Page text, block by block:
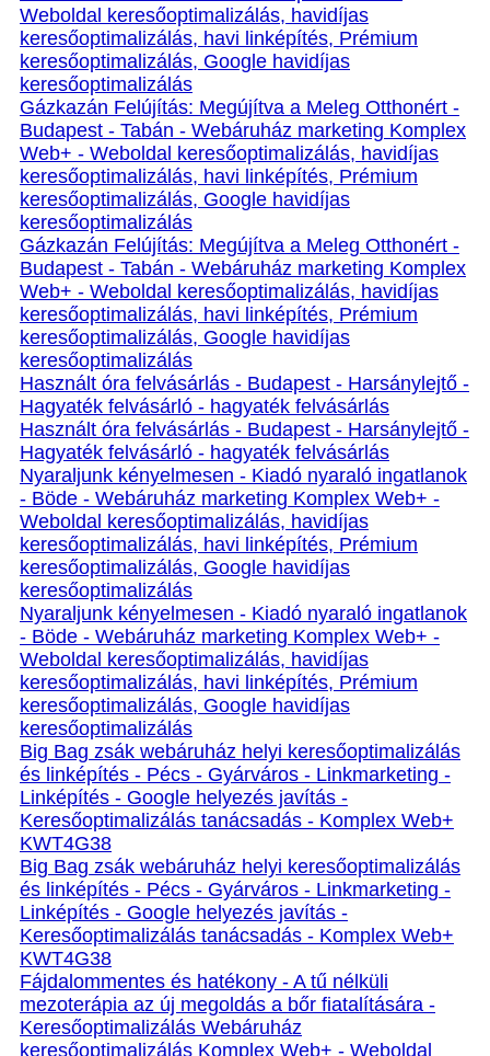
Weboldal keresőoptimalizálás, havidíjas
keresőoptimalizálás, havi linképítés, Prémium
keresőoptimalizálás, Google havidíjas
keresőoptimalizálás
Gázkazán Felújítás: Megújítva a Meleg Otthonért -
Budapest - Tabán - Webáruház marketing Komplex
Web+ - Weboldal keresőoptimalizálás, havidíjas
keresőoptimalizálás, havi linképítés, Prémium
keresőoptimalizálás, Google havidíjas
keresőoptimalizálás
Gázkazán Felújítás: Megújítva a Meleg Otthonért -
Budapest - Tabán - Webáruház marketing Komplex
Web+ - Weboldal keresőoptimalizálás, havidíjas
keresőoptimalizálás, havi linképítés, Prémium
keresőoptimalizálás, Google havidíjas
keresőoptimalizálás
Használt óra felvásárlás - Budapest - Harsánylejtő -
Hagyaték felvásárló - hagyaték felvásárlás
Használt óra felvásárlás - Budapest - Harsánylejtő -
Hagyaték felvásárló - hagyaték felvásárlás
Nyaraljunk kényelmesen - Kiadó nyaraló ingatlanok
- Böde - Webáruház marketing Komplex Web+ -
Weboldal keresőoptimalizálás, havidíjas
keresőoptimalizálás, havi linképítés, Prémium
keresőoptimalizálás, Google havidíjas
keresőoptimalizálás
Nyaraljunk kényelmesen - Kiadó nyaraló ingatlanok
- Böde - Webáruház marketing Komplex Web+ -
Weboldal keresőoptimalizálás, havidíjas
keresőoptimalizálás, havi linképítés, Prémium
keresőoptimalizálás, Google havidíjas
keresőoptimalizálás
Big Bag zsák webáruház helyi keresőoptimalizálás
és linképítés - Pécs - Gyárváros - Linkmarketing -
Linképítés - Google helyezés javítás -
Keresőoptimalizálás tanácsadás - Komplex Web+
KWT4G38
Big Bag zsák webáruház helyi keresőoptimalizálás
és linképítés - Pécs - Gyárváros - Linkmarketing -
Linképítés - Google helyezés javítás -
Keresőoptimalizálás tanácsadás - Komplex Web+
KWT4G38
Fájdalommentes és hatékony - A tű nélküli
mezoterápia az új megoldás a bőr fiatalítására -
Keresőoptimalizálás Webáruház
keresőoptimalizálás Komplex Web+ - Weboldal